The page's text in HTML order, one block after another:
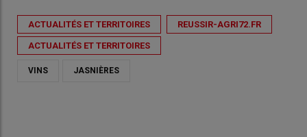
ACTUALITÉS ET TERRITOIRES REUSSIR-AGRI72.FR
ACTUALITÉS ET TERRITOIRES
VINS JASNIÈRES